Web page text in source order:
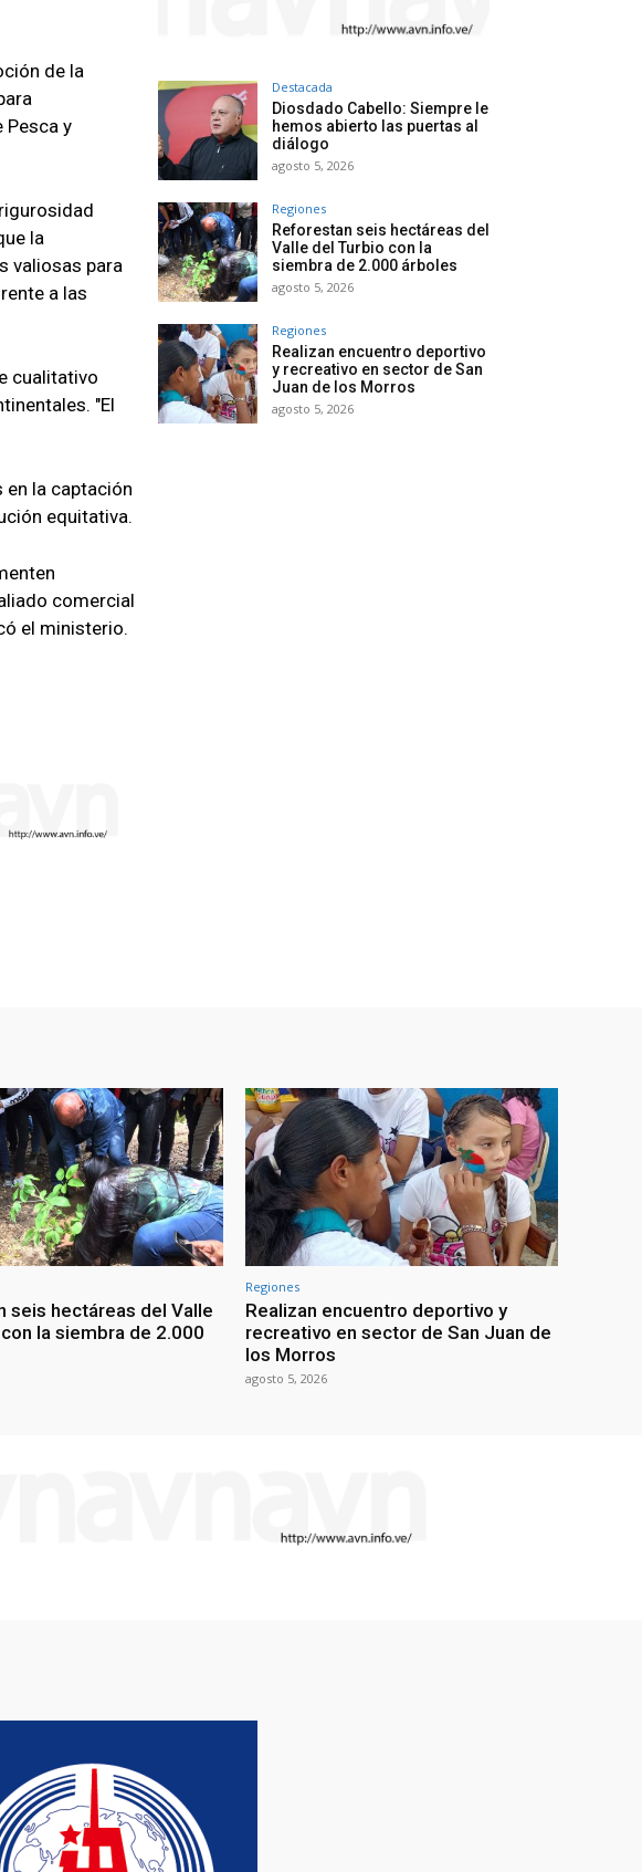
de la
Pesca y
la
valiosas para
a las
cualitativo
"El
la captación
equitativa.
comercial
el ministerio.
Destacada
Diosdado Cabello: Siempre le
hemos abierto las puertas al
diálogo
agosto 5, 2026
Regiones
Reforestan seis hectáreas del
Valle del Turbio con la
siembra de 2.000 árboles
agosto 5, 2026
Regiones
Realizan encuentro deportivo
y recreativo en sector de San
Juan de los Morros
agosto 5, 2026
seis hectáreas del Valle
la siembra de 2.000
Regiones
Realizan encuentro deportivo y
recreativo en sector de San Juan de
los Morros
agosto 5, 2026